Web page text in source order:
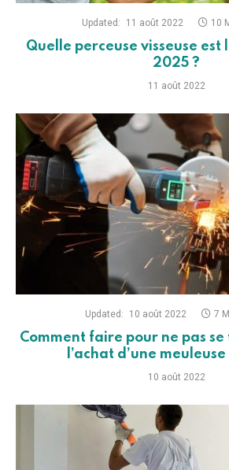
Updated: 11 août 2022 10
Quelle perceuse visseuse est
2025 ?
11 août 2022
Updated: 10 août 2022 7
Comment faire pour ne pas
l’achat d’une
10 août 2022